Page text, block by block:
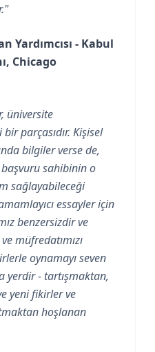
Yardımcısı - Kabul
Chicago
üniversite
parçasıdır. Kişisel
bilgiler verse de,
başvuru sahibinin o
sağlayabileceği
essayler için
benzersizdir ve
müfredatımızı
oynamayı seven
yerdir - tartışmaktan,
yeni fikirler ve
hoşlanan